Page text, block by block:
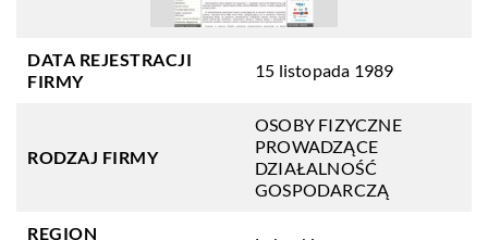
DATA REJESTRACJI
FIRMY
15 listopada 1989
RODZAJ FIRMY
OSOBY FIZYCZNE
PROWADZĄCE
DZIAŁALNOŚĆ
GOSPODARCZĄ
REGION